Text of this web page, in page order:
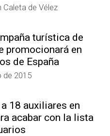
Caleta de Vélez
turística de
promocionará en
de España
de 2015
18 auxiliares en
acabar con la lista